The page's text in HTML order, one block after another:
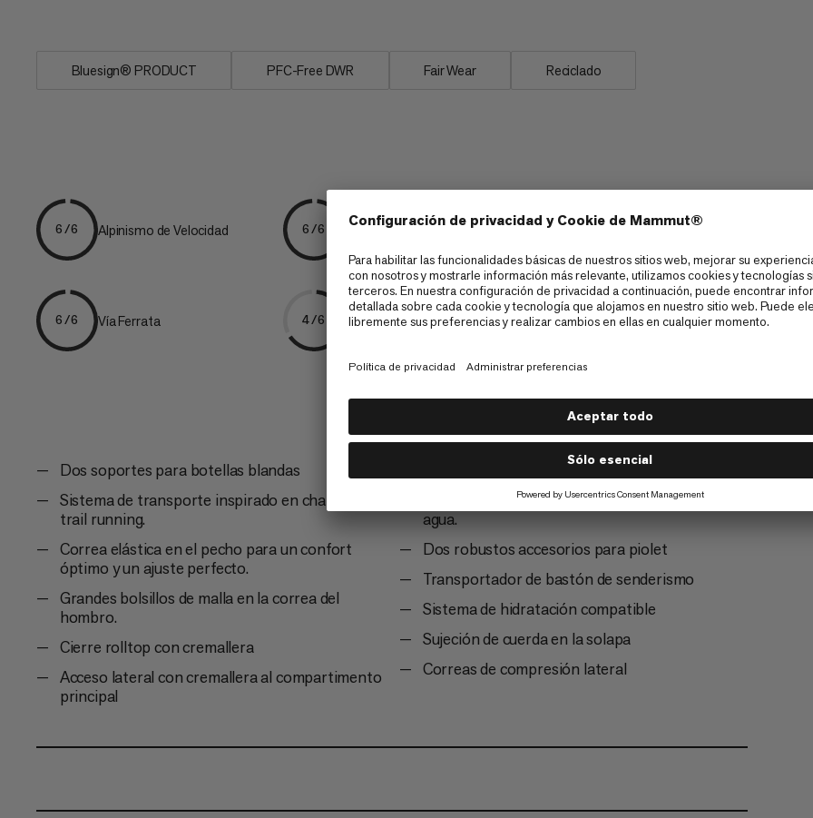
Bluesign® PRODUCT PFC-Free DWR Fair Wear Reciclado
6/6 Alpinismo de Velocidad 6/6
Trailrunning Carrera de mo
6/6 Senderismo rápido
6/6 Vía Ferrata 4/6 Senderismo
Dos soportes para botellas blandas
Sistema de transporte inspirado en chalecos de
trail running.
Correa elástica en el pecho para un confort
óptimo y un ajuste perfecto.
Grandes bolsillos de malla en la correa del
hombro.
Cierre rolltop con cremallera
Acceso lateral con cremallera al compartimento
principal
Bolsillo interior con clip para llaves
Bolsillo exterior con cremallera repelente al
agua.
Dos robustos accesorios para piolet
Transportador de bastón de senderismo
Sistema de hidratación compatible
Sujeción de cuerda en la solapa
Correas de compresión lateral